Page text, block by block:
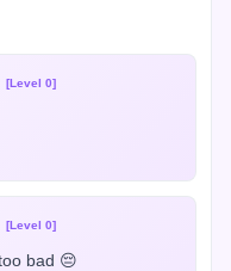
[Level 0]
[Level 0]
bad 😔